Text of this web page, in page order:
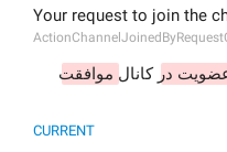
Your request to join the
در کانال موافقت
CURRENT